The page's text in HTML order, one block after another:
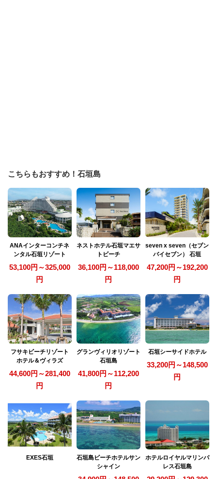
こちらもおすすめ！石垣島
ANAインターコンチネ
ンタル石垣リゾート
53,100円～325,000
円
ネストホテル石垣マエサ
トビーチ
36,100円～118,000
円
seven x seven（セブン
バイセブン） 石垣
47,200円～192,200
円
フサキビーチリゾート
ホテル＆ヴィラズ
44,600円～281,400
円
グランヴィリオリゾート
石垣島
41,800円～112,200
円
石垣シーサイドホテル
33,200円～148,500
円
EXES石垣
石垣島ビーチホテルサン
シャイン
ホテルロイヤルマリンパ
レス石垣島